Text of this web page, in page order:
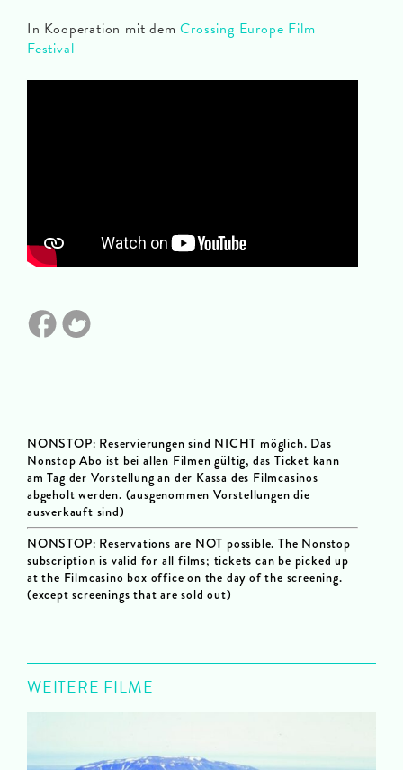
In Kooperation mit demCrossing Europe Film
Festival
NONSTOP: Reservierungen sind NICHT möglich. Das
Nonstop Abo ist bei allen Filmen gültig, das Ticket kann
am Tag der Vorstellung an der Kassa des Filmcasinos
abgeholt werden. (ausgenommen Vorstellungen die
ausverkauft sind)
NONSTOP: Reservations are NOT possible. The Nonstop
subscription is valid for all films; tickets can be picked up
at the Filmcasino box office on the day of the screening.
(except screenings that are sold out)
WEITERE FILME